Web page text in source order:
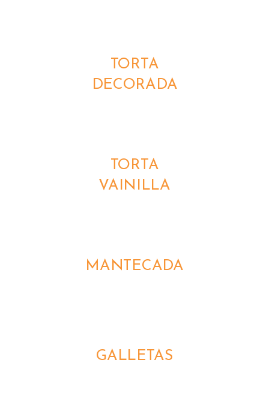
TORTA
DECORADA
TORTA
VAINILLA
MANTECADA
GALLETAS